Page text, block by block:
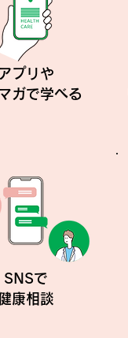
プリや
ガで学べる
SNSで
康相談